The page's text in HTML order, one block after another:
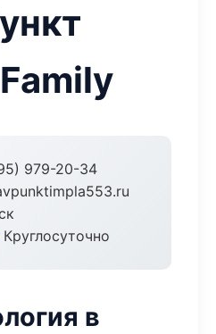
979-20-34
Круглосуточно
в